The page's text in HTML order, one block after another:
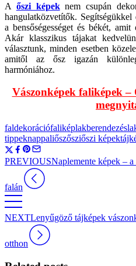
A őszi képeknem csupán
hangulatközvetítők.
a bensőségességet és békét,
Akár klasszikus tájakat
választunk, minden esetben
amitől az ősz igazán
harmóniához.
Vászonképek faliképek
faldekorációfaliképlakberendezés
tippeknappaliőszősziőszi képek
PREVIOUSNaplemente képek –
falán
NEXTLenyűgöző tájképek
otthon